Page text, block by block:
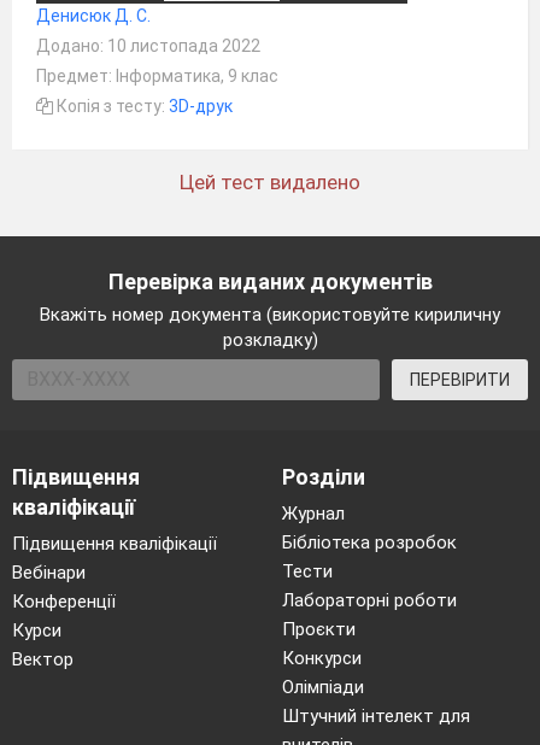
Денисюк Д. С.
Додано: 10 листопада 2022
Предмет: Інформатика, 9 клас
Копія з тесту: 3D-друк
Цей тест видалено
Перевірка виданих документів
Вкажіть номер документа (використовуйте кириличну
розкладку)
ПЕРЕВІРИТИ
Підвищення
кваліфікації
Підвищення кваліфікації
Вебінари
Конференції
Курси
Вектор
Розділи
Журнал
Бібліотека розробок
Тести
Лабораторні роботи
Проєкти
Конкурси
Олімпіади
Штучний інтелект для